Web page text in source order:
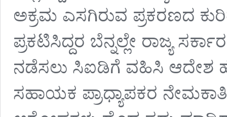
ಅಕ್ರಮ ಎಸಗಿರುವ ಪ್ರಕರಣದ
ಪ್ರಕಟಿಸಿದ್ದರ ಬೆನ್ನಲ್ಲೇ ರಾಜ್ಯ
ನಡೆಸಲು ಸಿಐಡಿಗೆ ವಹಿಸಿ ಆದೇಶ
ಸಹಾಯಕ ಪ್ರಾಧ್ಯಾಪಕರ